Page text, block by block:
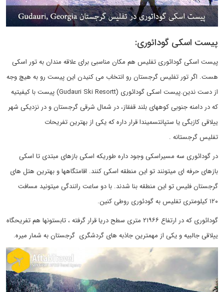
پیست اسکی گودائوری:
پیست اسکی گودائوری تفلیس هم مکان مناسبی برای علاقه مندان به تور اسکی
هست. اگر تور تفلیس گرجستان رو انتخاب می کنیدن این پیست رو به هیچ وجه
از دست ندین.پیست اسکی گودائوری (Gudauri Ski Resortt) پیست با کیفیتیه
که در دامنه جنوبی کوههای بلند قفقاز، در شمال شرقی گرجستان و در نزدیکی شهر
ییلاقی کازبگی یا ستپانتسمیندا قرار داره که یکی از بهترین تفریحات
تفلیس گرجستانه .
در گودائوری سه مسیراسکی وجود داره طوریکه اسکی بازهای مبتدی تا اسکی
بازهای حرفه ای میتونند تو این منطقه اسکی کنند. اقامتگاهها و بهترین هتل های
گرجستان فلیس تو این منطقه بنا شدند. با دو ساعت رانندگی میتونید مسافت
۱۲۰ کیلومتری تفلیس به گودئوری روطی کنین.
گودائوری که در ارتفاع ۲۱۹۶۶ متری سطح دریا قرار گرفته ، تابستونها هم تفریحگاه
ییلاقی جالبیه و یکی از مهمترین جاذبه های گردشگری گرجستان به شمار میره.